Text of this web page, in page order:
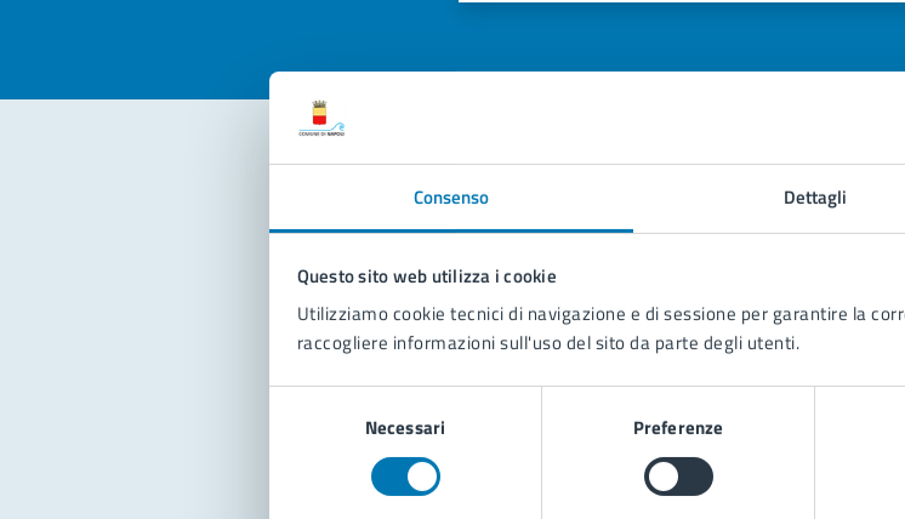
Consenso Dettagli
Questo sito web utilizza i cookie
Utilizziamo cookie tecnici di navigazione e di sessione per garantire la
raccogliere informazioni sull'uso del sito da parte degli utenti.
Necessari Preferenze
Richiedi assistenza
Prenota appuntamento
Problemi in città
Segnala disservizio